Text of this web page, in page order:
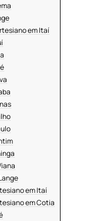
em Itaí
em Itaí
em Cotia